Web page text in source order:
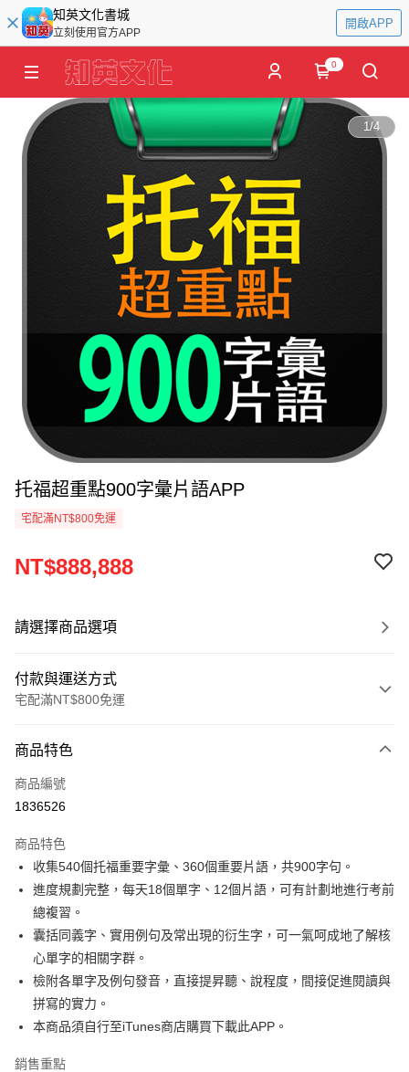
知英文化書城
立刻使用官方APP
開啟APP
0
1/4
托福超重點900字彙片語APP
宅配滿NT$800免運
NT$888,888
請選擇商品選項
付款與運送方式
宅配滿NT$800免運
信用卡一次付款
LINE Pay
街口支付
悠遊付
ATM付款
運送方式
宅配
每筆NT$80，滿NT$800(含以上)免運費
商品特色
商品編號
1836526
商品特色
收集540個托福重要字彙、360個重要片語，共900字句。
進度規劃完整，每天18個單字、12個片語，可有計劃地進行考前
總複習。
囊括同義字、實用例句及常出現的衍生字，可一氣呵成地了解核
心單字的相關字群。
檢附各單字及例句發音，直接提昇聽、說程度，間接促進閱讀與
拼寫的實力。
本商品須自行至iTunes商店購買下載此APP。
銷售重點